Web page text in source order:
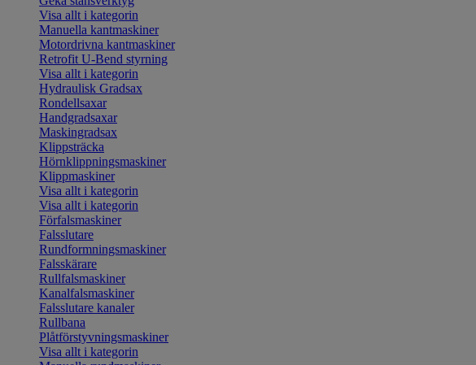
Visa allt i kategorin
Manuella kantmaskiner
Motordrivna kantmaskiner
Retrofit U-Bend styrning
Visa allt i kategorin
Hydraulisk Gradsax
Rondellsaxar
Handgradsaxar
Maskingradsax
Klippsträcka
Hörnklippningsmaskiner
Klippmaskiner
Visa allt i kategorin
Visa allt i kategorin
Förfalsmaskiner
Falsslutare
Rundformningsmaskiner
Falsskärare
Rullfalsmaskiner
Kanalfalsmaskiner
Falsslutare kanaler
Rullbana
Plåtförstyvningsmaskiner
Visa allt i kategorin